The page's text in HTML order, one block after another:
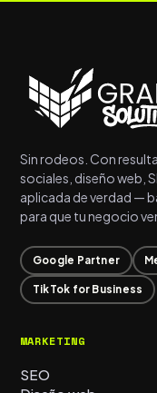
Sin rodeos. Con
sociales, diseño web,
aplicada de verdad —
para que tu negocio
Google Partner
TikTok for Business
MARKETING
SEO